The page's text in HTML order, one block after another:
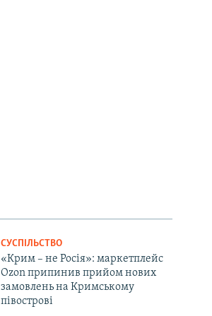
СУСПІЛЬСТВО
«Крим – не Росія»: маркетплейс
Ozon припинив прийом нових
замовлень на Кримському
півострові